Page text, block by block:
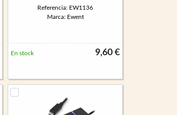
Referencia: EW1136
Marca: Ewent
9,60 €
En stock